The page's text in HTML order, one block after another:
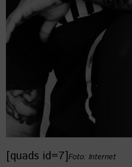
[quads id=7]Foto: Internet